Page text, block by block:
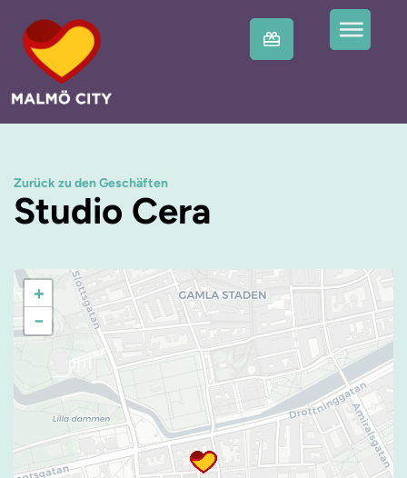
Zurück zu den Geschäften
Studio Cera
+
−